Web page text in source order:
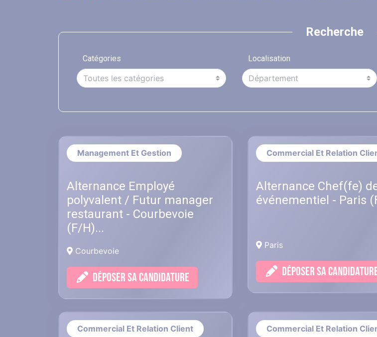
Recherche
Catégories Localisation
Management Et Gestion
Alternance Employé
polyvalent / Futur manager
restaurant - Courbevoie
(F/H)...
Courbevoie
DÉPOSER SA CANDIDATURE
Commercial Et Relation
Alternance Chef(fe)
événementiel - Paris
Paris
DÉPOSER SA
Commercial Et Relation Client Commercial Et Relation